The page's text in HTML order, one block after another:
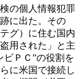
の個人情報犯罪
に出た。その
グ）に住む国内
用された」と主
ビＰＣ”の役割を
に米国で接続し